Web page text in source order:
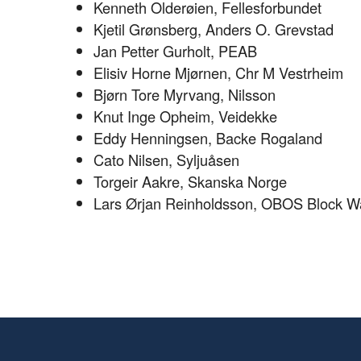
Kenneth Olderøien, Fellesforbundet
Kjetil Grønsberg, Anders O. Grevstad
Jan Petter Gurholt, PEAB
Elisiv Horne Mjørnen, Chr M Vestrheim
Bjørn Tore Myrvang, Nilsson
Knut Inge Opheim, Veidekke
Eddy Henningsen, Backe Rogaland
Cato Nilsen, Syljuåsen
Torgeir Aakre, Skanska Norge
Lars Ørjan Reinholdsson, OBOS Block